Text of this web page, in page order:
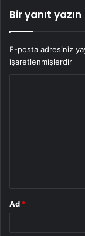
Bir yanıt yazın
E-posta adresiniz
işaretlenmişlerdir
Ad *